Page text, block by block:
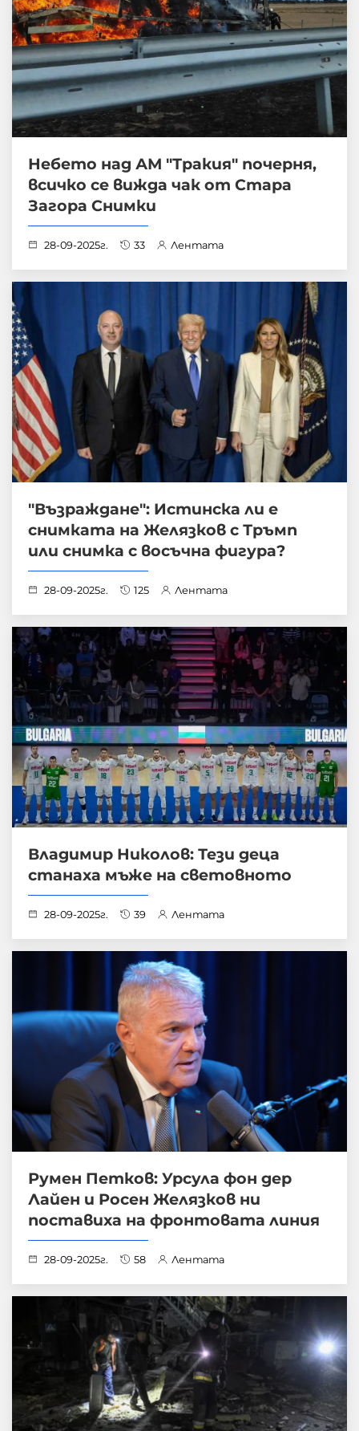
Небето над АМ "Тракия" почерня,
всичко се вижда чак от Стара
Загора Снимки
28-09-2025г. 33 Лентата
"Възраждане": Истинска ли е
снимката на Желязков с Тръмп
или снимка с восъчна фигура?
28-09-2025г. 125 Лентата
Владимир Николов: Тези деца
станаха мъже на световното
28-09-2025г. 39 Лентата
Румен Петков: Урсула фон дер
Лайен и Росен Желязков ни
поставиха на фронтовата линия
28-09-2025г. 58 Лентата